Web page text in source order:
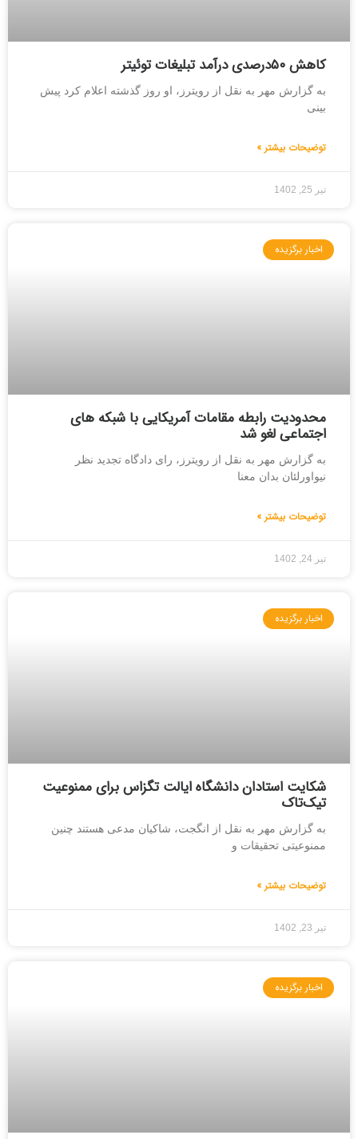
کاهش ۵۰درصدی درآمد تبلیغات توئیتر
به گزارش مهر به نقل از رویترز، او روز گذشته اعلام کرد پیش
بینی
توضیحات بیشتر »
تیر 25, 1402
اخبار برگزیده
محدودیت رابطه مقامات آمریکایی با شبکه های
اجتماعی لغو شد
به گزارش مهر به نقل از رویترز، رای دادگاه تجدید نظر
نیواورلئان بدان معنا
توضیحات بیشتر »
تیر 24, 1402
اخبار برگزیده
شکایت استادان دانشگاه ایالت تگزاس برای ممنوعیت
تیک‌تاک
به گزارش مهر به نقل از انگجت، شاکیان مدعی هستند چنین
ممنوعیتی تحقیقات و
توضیحات بیشتر »
تیر 23, 1402
اخبار برگزیده